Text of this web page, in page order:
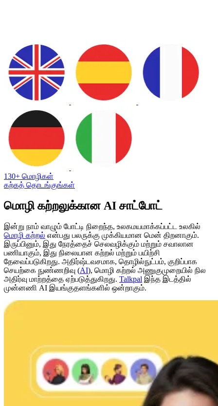
130+ மொழிகள்
கற்கத் தொடங்குங்கள்
மொழி கற்றலுக்கான AI சாட்போட்
இன்று நாம் வாழும் போட்டி நிறைந்த, உலகமயமாக்கப்பட்ட உலகில்
மொழி கற்றல் என்பது பலருக்கு முக்கியமான மென் திறனாகும்.
இருப்பினும், இது நேரத்தைச் செலவழிக்கும் மற்றும் சவாலான
பணியாகும், இது நிலையான கற்றல் மற்றும் பயிற்சி
தேவைப்படுகிறது. அதிர்ஷ்டவசமாக, தொழில்நுட்பம், குறிப்பாக
செயற்கை நுண்ணறிவு (AI), மொழி கற்றல் அணுகுமுறையில் நில
அதிர்வு மாற்றத்தை ஏற்படுத்துகிறது. Talkpal இந்த இடத்தில்
முன்னணி AI இயங்குதளங்களில் ஒன்றாகும்.